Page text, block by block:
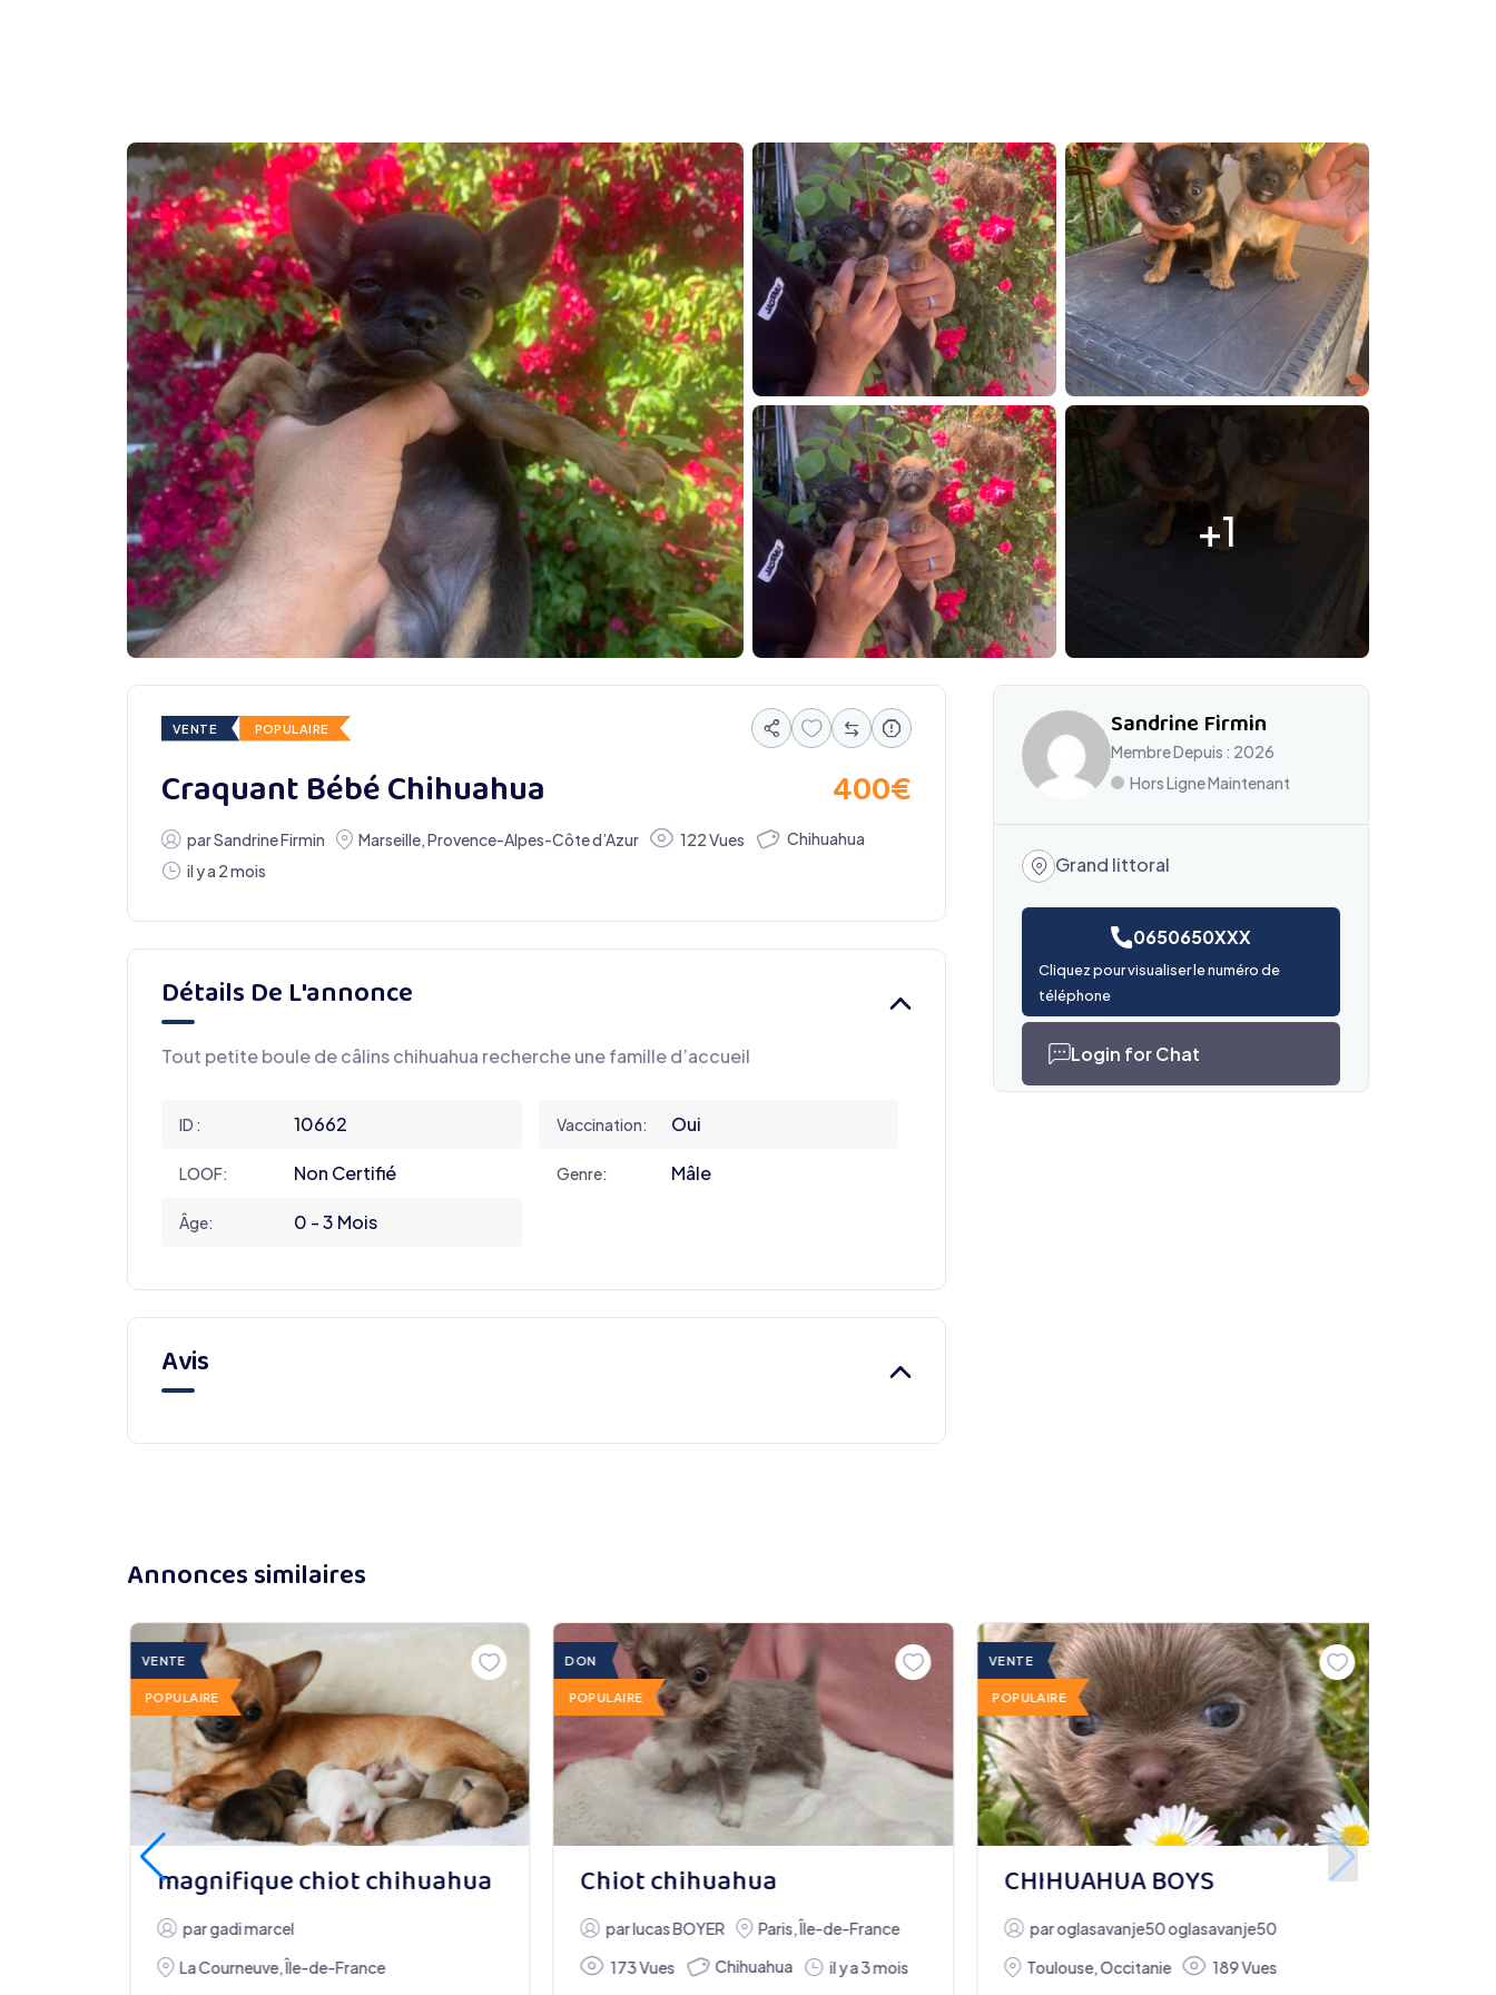
+1
VENTE POPULAIRE
Craquant Bébé Chihuahua 400€
parSandrine Firmin Marseille,Provence-Alpes-Côte d’Azur 122 Vues
Chihuahua
il y a 2 mois
Détails De L'annonce
Tout petite boule de câlins chihuahua recherche une famille d’accueil
ID : 10662 Vaccination: Oui
LOOF: Non Certifié Genre: Mâle
Âge: 0 - 3 Mois
Avis
Sandrine Firmin
Membre Depuis : 2026
Hors Ligne Maintenant
Grand littoral
0650650XXX
Cliquez pour visualiser le numéro de
téléphone
Login for Chat
Annonces similaires
VENTE
POPULAIRE
magnifique chiot chihuahua
pargadi marcel
La Courneuve,Île-de-France
DON
POPULAIRE
Chiot chihuahua
parlucas BOYER Paris,Île-de-France
173 Vues
Chihuahua
il y a 3 mois
VENTE
POPULAIRE
CHIHUAHUA BOYS
paroglasavanje50 oglasavanje50
Toulouse,Occitanie
189 Vues